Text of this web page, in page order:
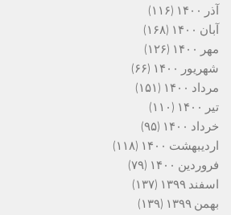
آذر ۱۴۰۰
(۱۱۶)
آبان ۱۴۰۰
(۱۶۸)
مهر ۱۴۰۰
(۱۲۶)
شهریور ۱۴۰۰
(۶۶)
مرداد ۱۴۰۰
(۱۵۱)
تیر ۱۴۰۰
(۱۱۰)
خرداد ۱۴۰۰
(۹۵)
اردیبهشت ۱۴۰۰
(۱۱۸)
فروردین ۱۴۰۰
(۷۹)
اسفند ۱۳۹۹
(۱۳۷)
بهمن ۱۳۹۹
(۱۳۹)